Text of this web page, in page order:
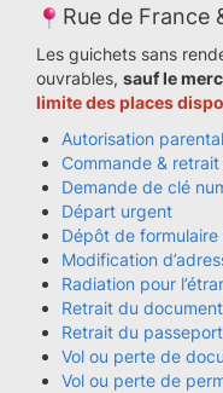
Rue de France
Les guichets sans
ouvrables, sauf le
limite des places
Autorisation
Commande &
Demande de clé
Départ urgent
Dépôt de formulaire
Modification
Radiation pour
Retrait du
Retrait du passeport
Vol ou perte de
Vol ou perte de